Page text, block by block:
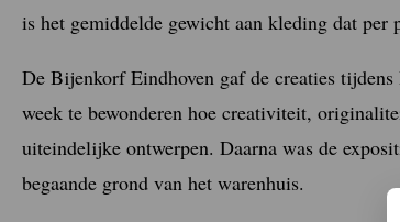
is het gemiddelde gewicht aan kleding dat
De Bijenkorf Eindhoven gaf de creaties
week te bewonderen hoe creativiteit,
uiteindelijke ontwerpen. Daarna was de
begaande grond van het warenhuis.